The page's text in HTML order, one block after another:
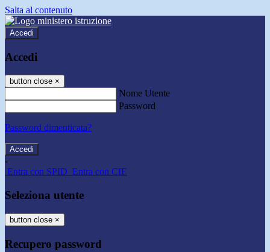
Salta al contenuto
Accedi
Accedi
button close ×
Nome Utente
Password
Password dimenticata?
-
Entra con SPID Entra con CIE
Seleziona utente
button close ×
Recupero password